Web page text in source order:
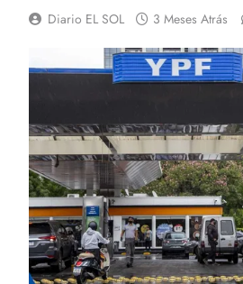
Diario EL SOL 3 Meses Atrás